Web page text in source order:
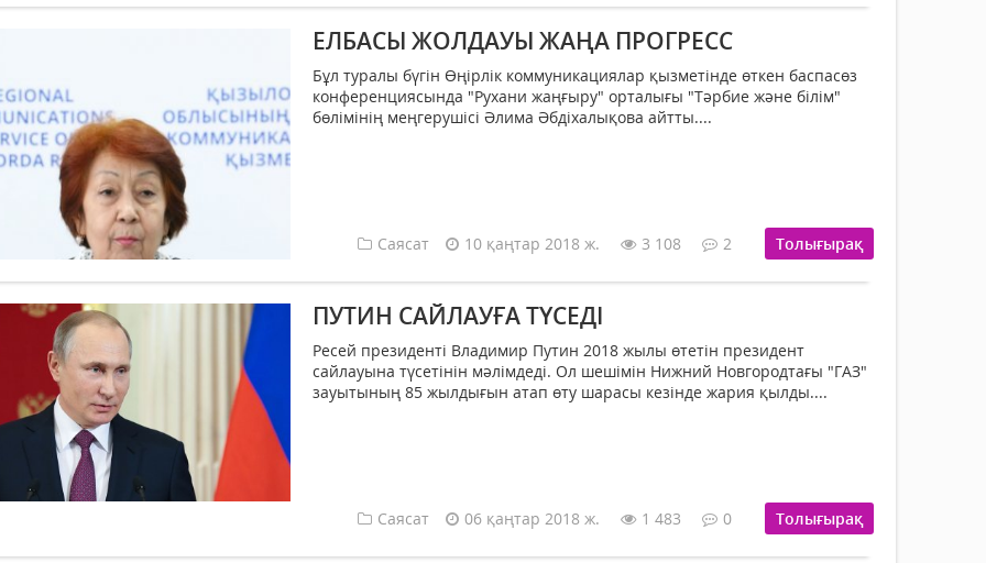
ЕЛБАСЫ ЖОЛДАУЫ ЖАҢА ПРОГРЕСС
Бұл туралы бүгін Өңірлік коммуникациялар қызметінде өткен баспасөз
конференциясында "Рухани жаңғыру" орталығы "Тәрбие және білім"
бөлімінің меңгерушісі Әлима Әбдіхалықова айтты....
Саясат 10 қаңтар 2018 ж. 3 108 2 Толығырақ
ПУТИН САЙЛАУҒА ТҮСЕДІ
Ресей президенті Владимир Путин 2018 жылы өтетін президент
сайлауына түсетінін мәлімдеді. Ол шешімін Нижний Новгородтағы "ГАЗ"
зауытының 85 жылдығын атап өту шарасы кезінде жария қылды....
Саясат 06 қаңтар 2018 ж. 1 483 0 Толығырақ